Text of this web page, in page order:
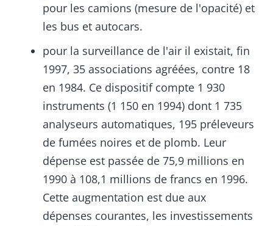
pour les camions (mesure de l'opacité) et
les bus et autocars.
pour la surveillance de l'air il existait, fin
1997, 35 associations agréées, contre 18
en 1984. Ce dispositif compte 1 930
instruments (1 150 en 1994) dont 1 735
analyseurs automatiques, 195 préleveurs
de fumées noires et de plomb. Leur
dépense est passée de 75,9 millions en
1990 à 108,1 millions de francs en 1996.
Cette augmentation est due aux
dépenses courantes, les investissements